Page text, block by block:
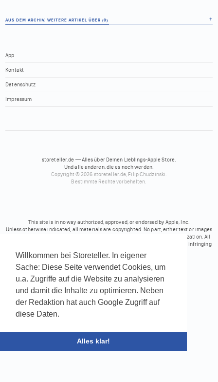
Willkommen bei Storeteller. In eigener
Sache: Diese Seite verwendet Cookies, um
u.a. Zugriffe auf die Website zu analysieren
und damit die Inhalte zu optimieren. Neben
der Redaktion hat auch Google Zugriff auf
diese Daten.
Alles klar!
AUS DEM ARCHIV. WEITERE ARTIKEL ÜBER (0) ↑
App
Kontakt
Datenschutz
Impressum
storeteller.de — Alles über Deinen Lieblings-Apple Store.
Und alle anderen, die es noch werden.
Copyright © 2026 storeteller.de, Filip Chudzinski.
Bestimmte Rechte vorbehalten.
This site is in no way authorized, approved, or endorsed by Apple, Inc.
Unless otherwise indicated, all materials are copyrighted. No part, either text or images
may be used for any purpose other than personal use, unless explicit authorization. All
trademarks mentioned on these pages belong to their respective owners. No infringing
rights intended.
Powered by